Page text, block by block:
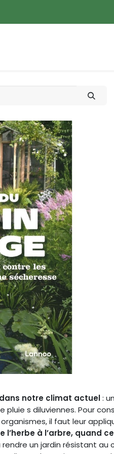
notre climat actuel:
s diluviennes. Pour
il faut leur
à l’arbre, quand
un jardin résistant